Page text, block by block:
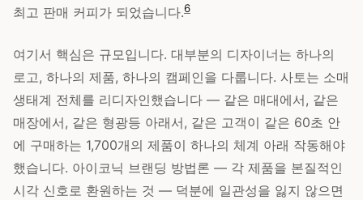
최고 판매 커피가 되었습니다.6
여기서 핵심은 규모입니다. 대부분의 디자이너는 하나의
로고, 하나의 제품, 하나의 캠페인을 다룹니다. 사토는 소매
생태계 전체를 리디자인했습니다 — 같은 매대에서, 같은
매장에서, 같은 형광등 아래서, 같은 고객이 같은 60초 안
에 구매하는 1,700개의 제품이 하나의 체계 아래 작동해야
했습니다. 아이코닉 브랜딩 방법론 — 각 제품을 본질적인
시각 신호로 환원하는 것 — 덕분에 일관성을 잃지 않으면